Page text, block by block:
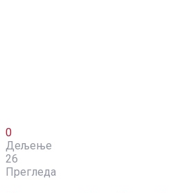
0
Дељење
26
Прегледа